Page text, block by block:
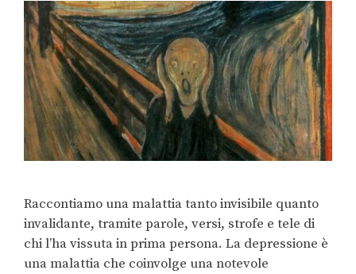
Raccontiamo una malattia tanto invisibile quanto
invalidante, tramite parole, versi, strofe e tele di
chi l’ha vissuta in prima persona. La depressione è
una malattia che coinvolge una notevole